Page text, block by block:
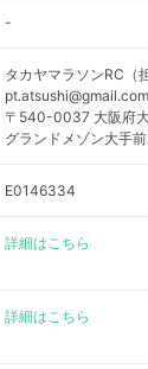
-
タカヤマラソンRC（
〒540-0037 大阪府
グランドメゾン大手
E0146334
詳細はこちら
詳細はこちら